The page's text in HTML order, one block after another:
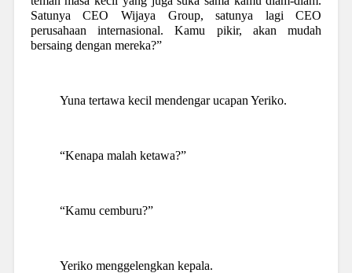
Satunya CEO Wijaya Group, satunya lagi CEO
perusahaan internasional. Kamu pikir, akan mudah
bersaing dengan mereka?”
Yuna tertawa kecil mendengar ucapan Yeriko.
“Kenapa malah ketawa?”
“Kamu cemburu?”
Yeriko menggelengkan kepala.